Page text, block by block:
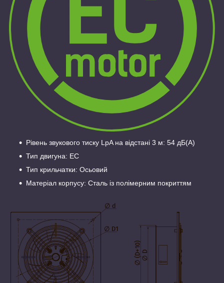
Рівень звукового тиску LpA на відстані 3 м: 54 дБ(А)
Тип двигуна: EC
Тип крильчатки: Осьовий
Матеріал корпусу: Сталь із полімерним покриттям